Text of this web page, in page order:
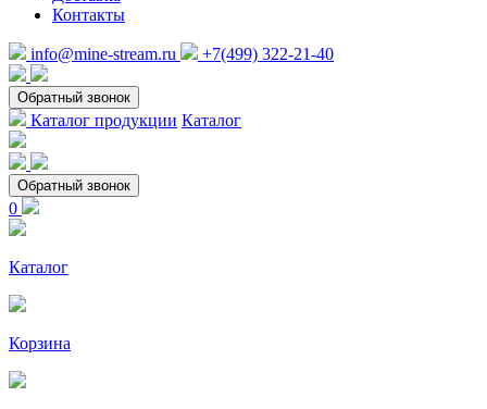
Контакты
info@mine-stream.ru +7(499) 322-21-40
Обратный звонок
Каталог продукции Каталог
Обратный звонок
0
Каталог
Корзина